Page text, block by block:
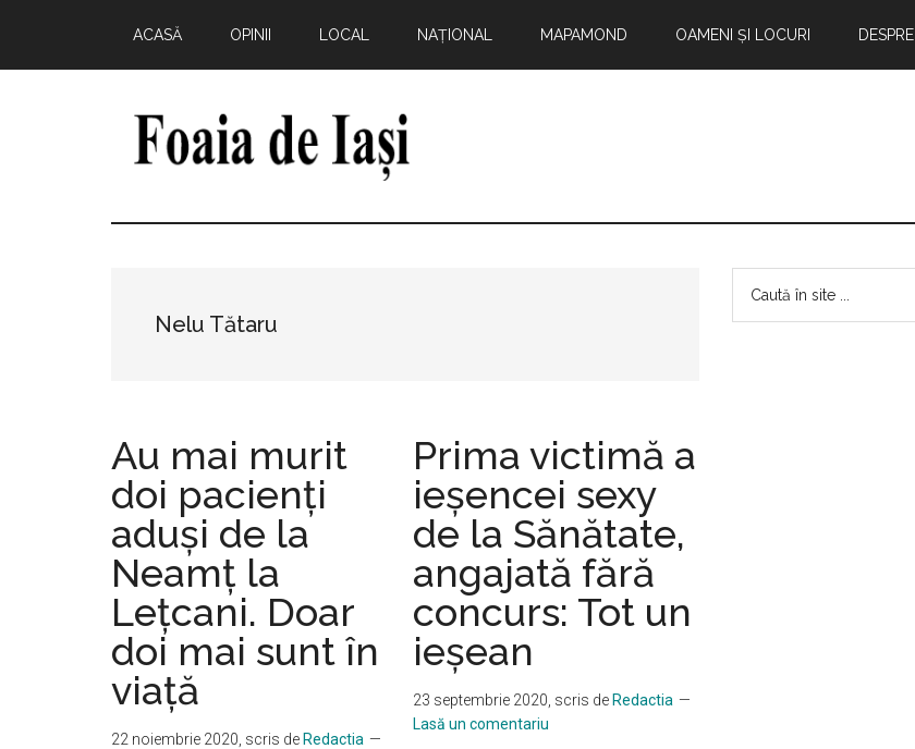
main
primary
secondary
footer
ACASĂ OPINII LOCAL NAȚIONAL MAPAMOND OAMENI ȘI LOCURI DESPRE
Foaia
Iași
minte,
comunitateNelu Tătaru
Au mai murit
doi pacienți
aduși de la
Neamț la
Lețcani. Doar
doi mai sunt în
viață
22 noiembrie 2020 , scris de Redactia
Prima victimă a
ieşencei sexy
de la Sănătate,
angajată fără
concurs: Tot un
ieşean
23 septembrie 2020 , scris de Redactia
Lasă un comentariu
Bara
principală